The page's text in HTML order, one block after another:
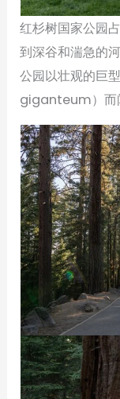
红杉树国家公园
到深谷和湍急的
公园以壮观的巨
giganteum）而